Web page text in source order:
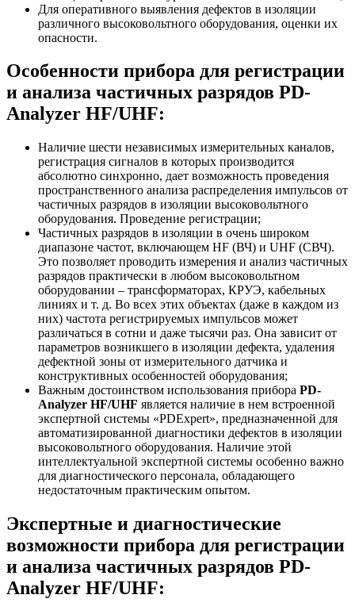
Для оперативного выявления дефектов в изоляции
различного высоковольтного оборудования, оценки их
опасности.
Особенности прибора для регистрации
и анализа частичных разрядов PD-
Analyzer HF/UHF:
Наличие шести независимых измерительных каналов,
регистрация сигналов в которых производится
абсолютно синхронно, дает возможность проведения
пространственного анализа распределения импульсов от
частичных разрядов в изоляции высоковольтного
оборудования. Проведение регистрации;
Частичных разрядов в изоляции в очень широком
диапазоне частот, включающем HF (ВЧ) и UHF (СВЧ).
Это позволяет проводить измерения и анализ частичных
разрядов практически в любом высоковольтном
оборудовании – трансформаторах, КРУЭ, кабельных
линиях и т. д. Во всех этих объектах (даже в каждом из
них) частота регистрируемых импульсов может
различаться в сотни и даже тысячи раз. Она зависит от
параметров возникшего в изоляции дефекта, удаления
дефектной зоны от измерительного датчика и
конструктивных особенностей оборудования;
Важным достоинством использования прибора PD-
Analyzer HF/UHF является наличие в нем встроенной
экспертной системы «PDExpert», предназначенной для
автоматизированной диагностики дефектов в изоляции
высоковольтного оборудования. Наличие этой
интеллектуальной экспертной системы особенно важно
для диагностического персонала, обладающего
недостаточным практическим опытом.
Экспертные и диагностические
возможности прибора для регистрации
и анализа частичных разрядов PD-
Analyzer HF/UHF: